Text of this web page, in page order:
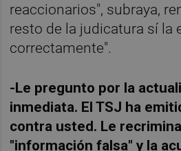
reaccionarios", subraya,
resto de la judicatura sí la
correctamente".
-Le pregunto por la
inmediata. El TSJ ha
contra usted. Le
"información falsa" y la